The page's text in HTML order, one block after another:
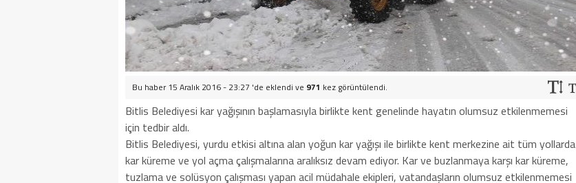
Bu haber 15 Aralık 2016 - 23:27 'de eklendi ve 971 kez görüntülendi.
Bitlis Belediyesi kar yağışının başlamasıyla birlikte kent genelinde hayatın olumsuz etkilenmemesi
için tedbir aldı.
Bitlis Belediyesi, yurdu etkisi altına alan yoğun kar yağışı ile birlikte kent merkezine ait tüm yollarda
kar küreme ve yol açma çalışmalarına aralıksız devam ediyor. Kar ve buzlanmaya karşı kar küreme,
tuzlama ve solüsyon çalışması yapan acil müdahale ekipleri, vatandaşların olumsuz etkilenmemesi